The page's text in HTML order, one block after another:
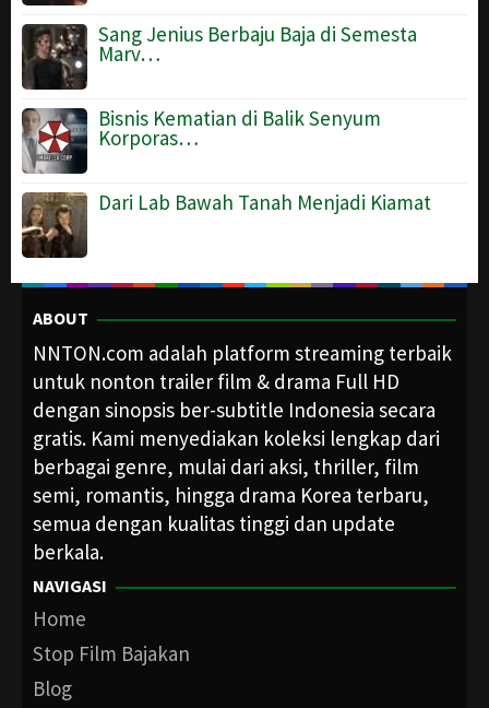
Sang Jenius Berbaju Baja di Semesta
Marv…
Bisnis Kematian di Balik Senyum
Korporas…
Dari Lab Bawah Tanah Menjadi Kiamat
ABOUT
NNTON.com adalah platform streaming terbaik
untuk nonton trailer film & drama Full HD
dengan sinopsis ber-subtitle Indonesia secara
gratis. Kami menyediakan koleksi lengkap dari
berbagai genre, mulai dari aksi, thriller, film
semi, romantis, hingga drama Korea terbaru,
semua dengan kualitas tinggi dan update
berkala.
NAVIGASI
Home
Stop Film Bajakan
Blog